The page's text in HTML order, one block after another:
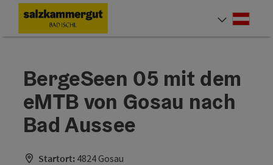
Zum InhaltAccesskey
[0]
Zur NavigationAccesskey
[1]
Zum Seitenanfang
Zur StartseiteAccesskey
[7]
BergeSeen 05 mit dem
eMTB von Gosau nach
Bad Aussee
Startort: 4824 Gosau